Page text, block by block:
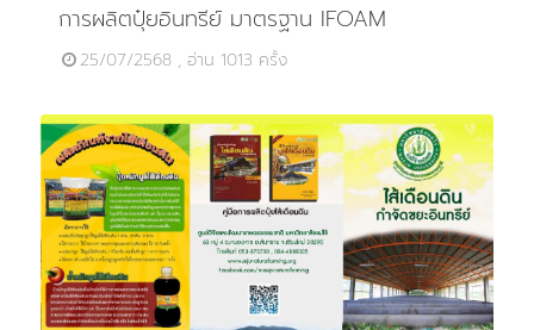
การผลิตปุ๋ยอินทรีย์ มาตรฐาน IFOAM
25/07/2568 , อ่าน 1013 ครั้ง